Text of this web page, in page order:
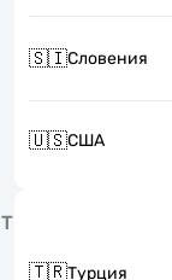
🇸🇮Словения
🇺🇸США
Т
🇹🇷Турция